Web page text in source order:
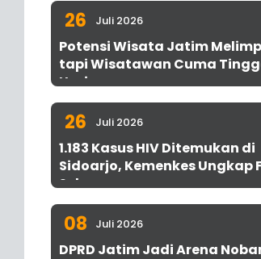
26 Juli 2026
Potensi Wisata Jatim
tapi Wisatawan Cuma
Hari
26 Juli 2026
1.183 Kasus HIV Ditemukan di
Sidoarjo, Kemenkes Ungkap
Sebenarnya
08 Juli 2026
DPRD Jatim Jadi Arena